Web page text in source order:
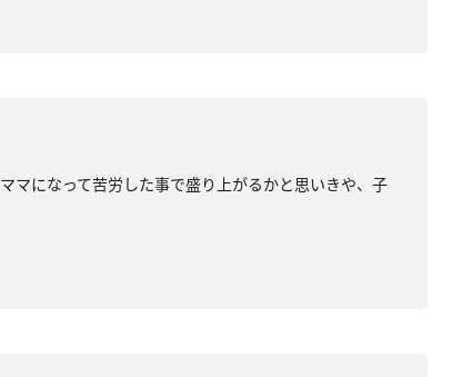
マになって苦労した事で盛り上がるかと思いきや、子